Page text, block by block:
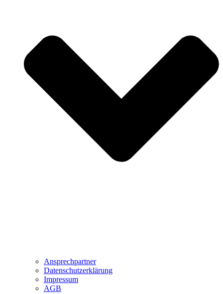
Ansprechpartner
Datenschutzerklärung
Impressum
AGB